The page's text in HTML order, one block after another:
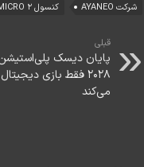
شرکت AYANEO
کنسول POCKET MICRO 2
قبلی
پایان دیسک
۲۰۲۸ فقط بازی
می‌کند